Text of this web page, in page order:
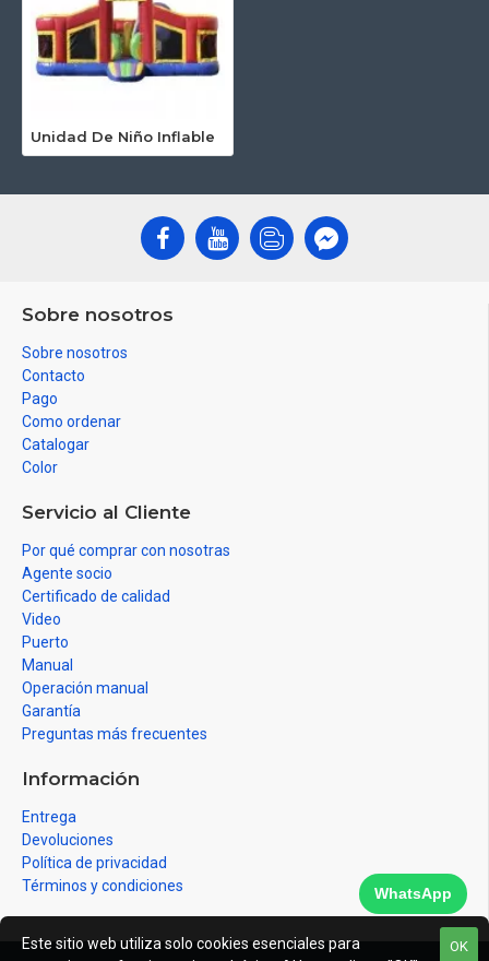
Unidad De Niño Inflable
Sobre nosotros
Sobre nosotros
Contacto
Pago
Como ordenar
Catalogar
Color
Servicio al Cliente
Por qué comprar con nosotras
Agente socio
Certificado de calidad
Video
Puerto
Manual
Operación manual
Garantía
Preguntas más frecuentes
Información
Entrega
Devoluciones
Política de privacidad
Términos y condiciones
OK
Este sitio web utiliza solo cookies esenciales para
WhatsApp